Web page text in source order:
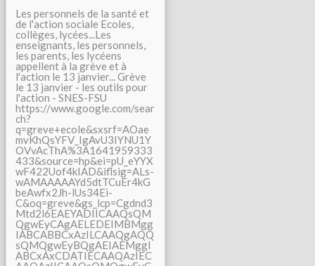
Les personnels de la santé et
de l'action sociale Ecoles,
collèges, lycées...Les
enseignants, les personnels,
les parents, les lycéens
appellent à la grève et à
l'action le 13 janvier... Grève
le 13 janvier - les outils pour
l'action - SNES-FSU
https://www.google.com/sear
ch?
q=greve+ecole&sxsrf=AOae
mvKhQsYFV_IgAvU3IYNU1Y
OVvAcThA%3A1641959333
433&source=hp&ei=pU_eYYX
wF422Uof4kIAD&iflsig=ALs-
wAMAAAAAYd5dtTCuEr4kG
beAwfx2Jh-lUs34Ei-
C&oq=greve&gs_lcp=Cgdnd3
Mtd2l6EAEYADIICAAQsQM
QgwEyCAgAELEDEIMBMgg
IABCABBCxAzILCAAQgAQQ
sQMQgwEyBQgAEIAEMggI
ABCxAxCDATIECAAQAzIEC